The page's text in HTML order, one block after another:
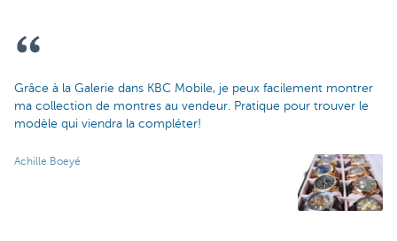
Grâce à la Galerie dans KBC Mobile, je peux facilement montrer
ma collection de montres au vendeur. Pratique pour trouver le
modèle qui viendra la compléter!
Achille Boeyé